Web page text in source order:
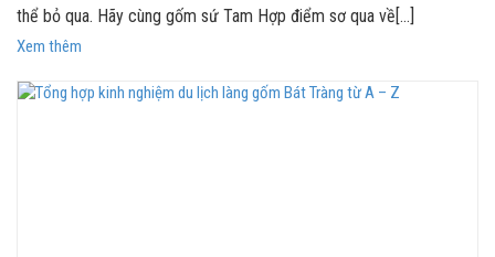
thể bỏ qua. Hãy cùng gốm sứ Tam Hợp điểm sơ qua về[...]
Xem thêm